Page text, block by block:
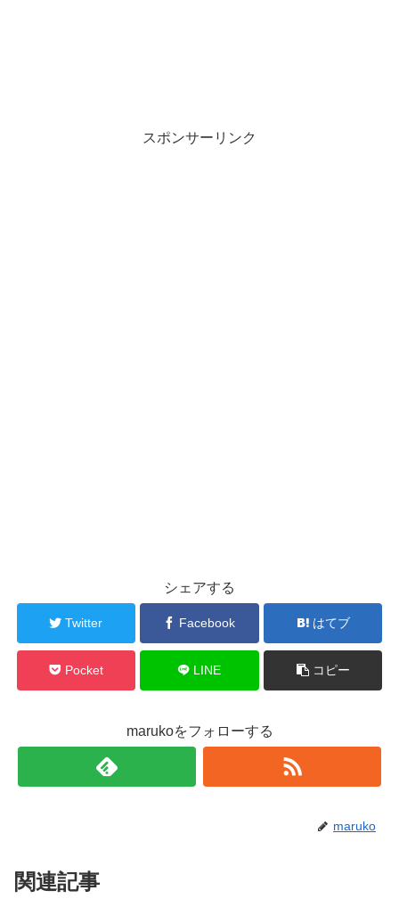
スポンサーリンク
シェアする
Twitter Facebook はてブ
Pocket LINE コピー
marukoをフォローする
maruko
関連記事